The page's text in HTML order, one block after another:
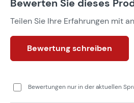
Bewerten Sie dieses
Teilen Sie Ihre Erfahrungen mit
Bewertung schreiben
Bewertungen nur in der aktuellen